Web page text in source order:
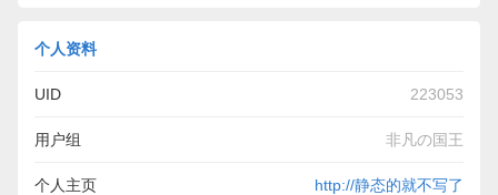
个人资料
UID 223053
用户组 非凡の国王
个人主页 http://静态的就不写了